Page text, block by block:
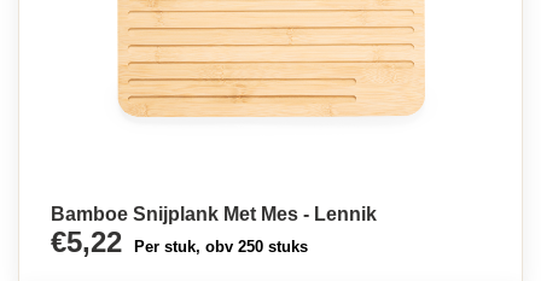
Bamboe Snijplank Met Mes - Lennik
€5,22 Per stuk, obv 250 stuks